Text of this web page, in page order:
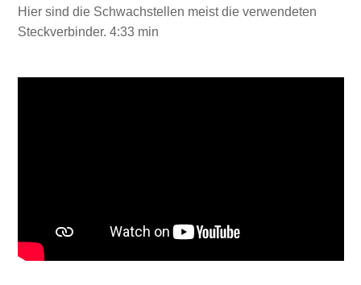
Hier sind die Schwachstellen meist die verwendeten
Steckverbinder. 4:33 min